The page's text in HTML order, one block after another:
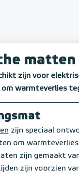
matten
zijn voor
warmteverlies
zijn speciaal
om
zijn gemaakt
zijn voorzien